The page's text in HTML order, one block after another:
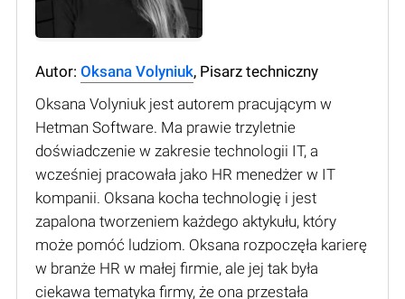
Autor: Oksana Volyniuk, Pisarz techniczny
Oksana Volyniuk jest autorem pracującym w
Hetman Software. Ma prawie trzyletnie
doświadczenie w zakresie technologii IT, a
wcześniej pracowała jako HR menedżer w IT
kompanii. Oksana kocha technologię i jest
zapalona tworzeniem każdego aktykułu, który
może pomóć ludziom. Oksana rozpoczęła karierę
w branże HR w małej firmie, ale jej tak była
ciekawa tematyka firmy, że ona przestała